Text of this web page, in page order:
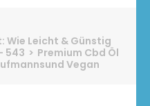
Wie Leicht & Günstig
543 > Premium Cbd Öl
Vegan